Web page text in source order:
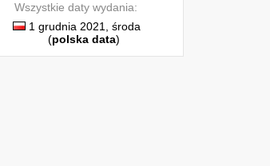
Wszystkie daty wydania:
1 grudnia 2021, środa
(polska data)